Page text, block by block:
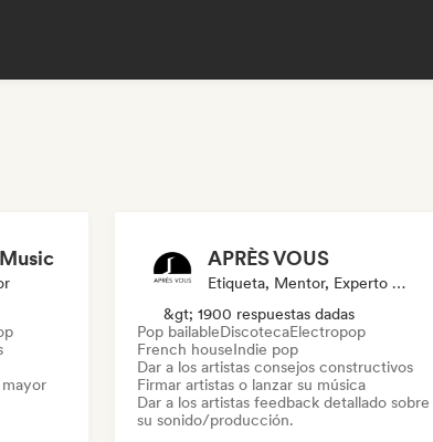
APRÈS VOUS
Etiqueta, Mentor, Experto En Sonido
&gt; 1900 respuestas dadas
Pop bailableDiscotecaElectropop
French houseIndie pop
Dar a los artistas consejos constructivos
Firmar artistas o lanzar su música
Dar a los artistas feedback detallado sobre
su sonido/producción.